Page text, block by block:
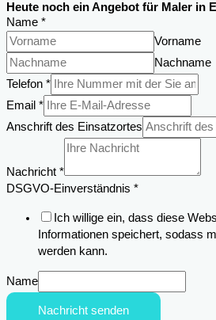
Heute noch ein Angebot für Maler in
Name *
Vorname
Nachname
Telefon *
Email *
Telefon
Anschrift des Einsatzortes
Nachricht *
DSGVO-Einverständnis *
Ich willige ein, dass diese
Informationen speichert, sodass
werden kann.
Name
Nachricht senden